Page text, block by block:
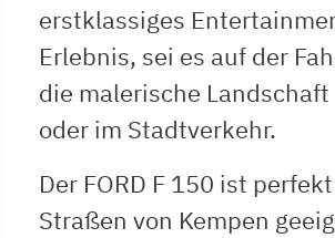
erstklassiges
Erlebnis, sei es auf der
die malerische Landschaft
oder im Stadtverkehr.
Der FORD F 150 ist
Straßen von Kempen